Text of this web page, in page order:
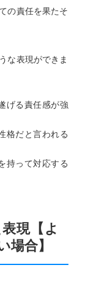
の責任を果たそ
な表現ができま
げる責任感が強
格だと言われる
持って対応する
現【よ
場合】